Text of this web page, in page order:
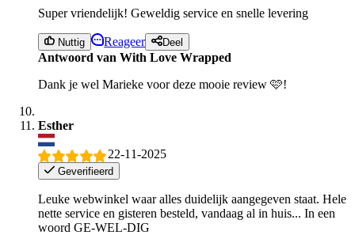
Super vriendelijk! Geweldig service en snelle levering
Nuttig Reageer Deel
Antwoord van With Love Wrapped
Dank je wel Marieke voor deze mooie review 🩷!
Esther
22-11-2025
Geverifieerd
Leuke webwinkel waar alles duidelijk aangegeven staat. Hele
nette service en gisteren besteld, vandaag al in huis... In een
woord GE-WEL-DIG